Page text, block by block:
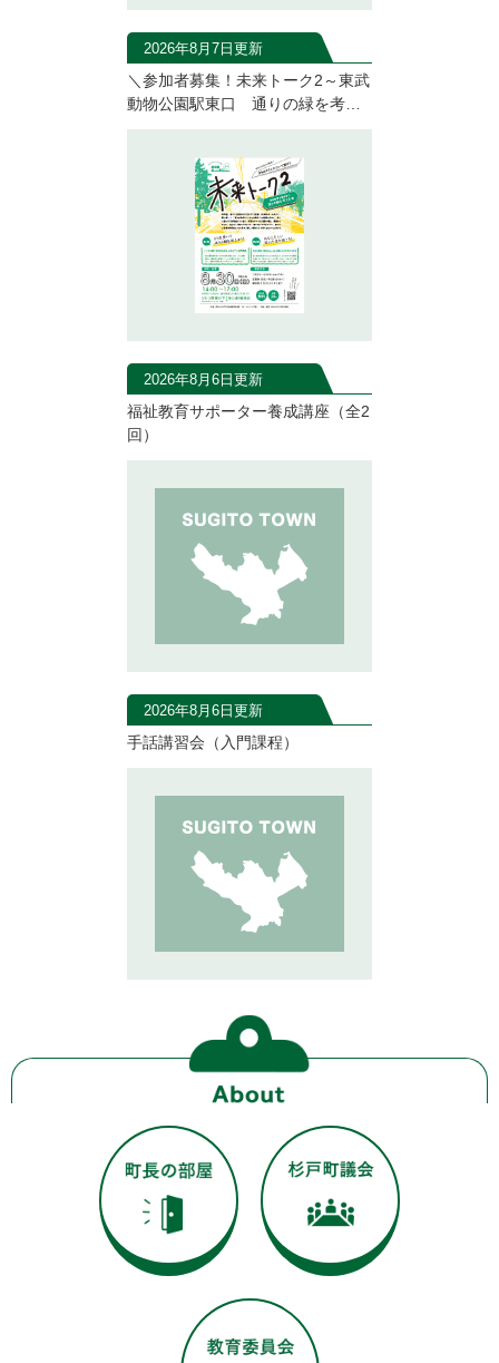
2026年8月7日更新
＼参加者募集！未来トーク2～東武
動物公園駅東口 通りの緑を考え
る編～／
2026年8月6日更新
福祉教育サポーター養成講座（全2
回）
2026年8月6日更新
手話講習会（入門課程）